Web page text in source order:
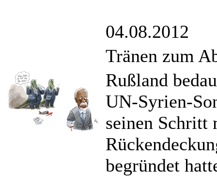
04.08.2012
Tränen zum
Rußland
UN-Syrien-
seinen Schritt
begründet